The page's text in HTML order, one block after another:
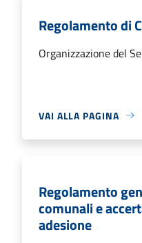
Regolamento di
Organizzazione del
VAI ALLA PAGINA
Regolamento
comunali e
adesione